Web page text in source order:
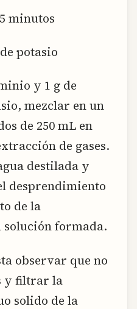
minutos
potasio
y 1 g de
mezclar en un
de 250 mL en
de gases.
destilada y
desprendimiento
de la
formada.
observar que no
y filtrar la
solido de la